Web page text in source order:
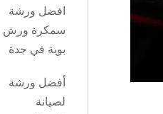
افضل ورشة
سمكرة ورش
بوية في جدة
أفضل ورشة
لصيانة